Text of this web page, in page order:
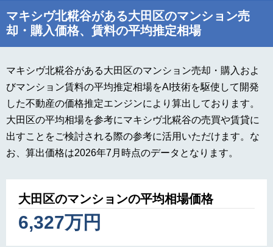
マキシヴ北糀谷がある大田区のマンション売
却・購入価格、賃料の平均推定相場
マキシヴ北糀谷がある大田区のマンション売却・購入およ
びマンション賃料の平均推定相場をAI技術を駆使して開発
した不動産の価格推定エンジンにより算出しております。
大田区の平均相場を参考にマキシヴ北糀谷の売買や賃貸に
出すことをご検討される際の参考に活用いただけます。な
お、算出価格は2026年7月時点のデータとなります。
大田区のマンションの平均相場価格
6,327万円